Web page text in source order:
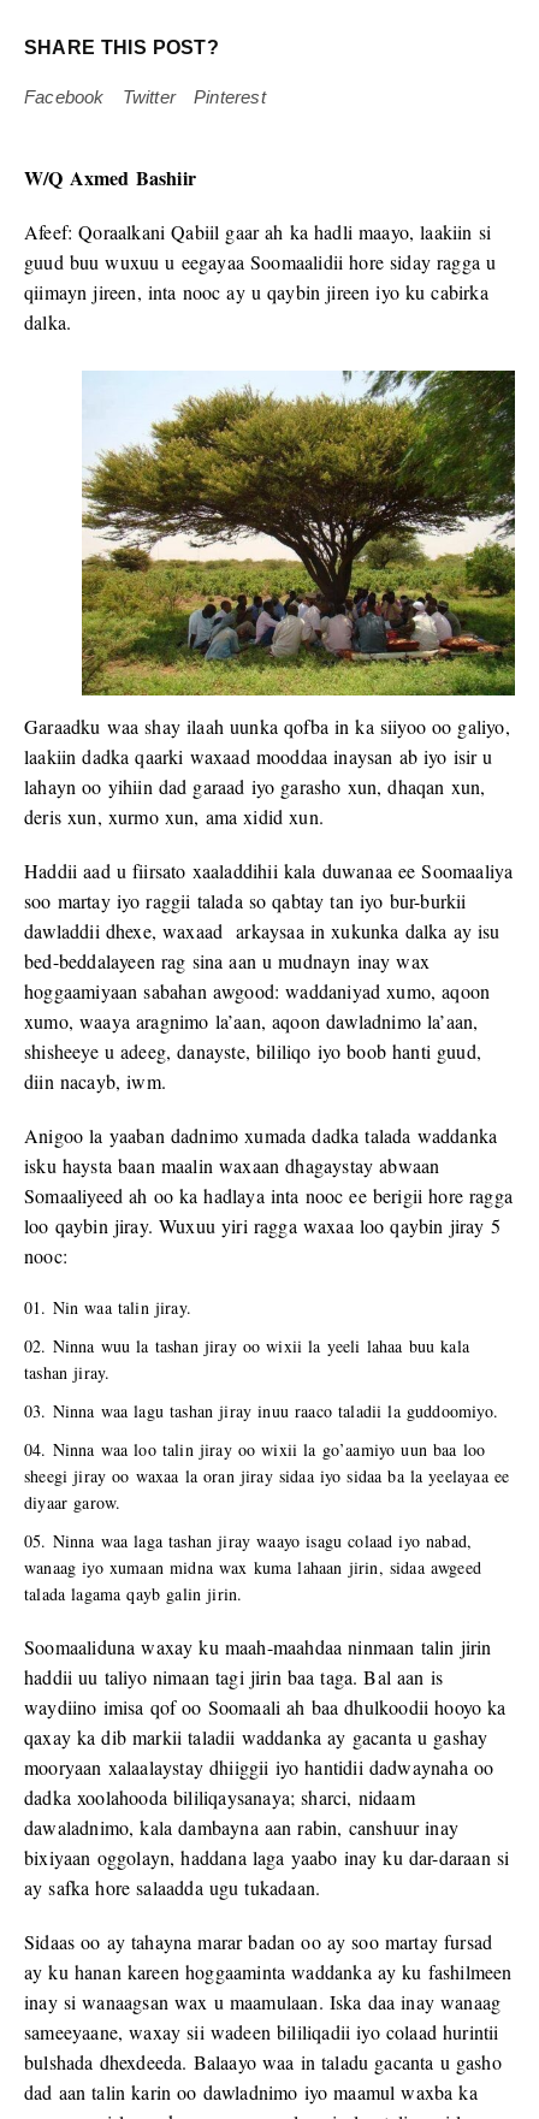
SHARE THIS POST?
Facebook Twitter Pinterest
W/Q Axmed Bashiir
Afeef: Qoraalkani Qabiil gaar ah ka hadli maayo, laakiin si
guud buu wuxuu u eegayaa Soomaalidii hore siday ragga u
qiimayn jireen, inta nooc ay u qaybin jireen iyo ku cabirka
dalka.
Garaadku waa shay ilaah uunka qofba in ka siiyoo oo galiyo,
laakiin dadka qaarki waxaad mooddaa inaysan ab iyo isir u
lahayn oo yihiin dad garaad iyo garasho xun, dhaqan xun,
deris xun, xurmo xun, ama xidid xun.
Haddii aad u fiirsato xaaladdihii kala duwanaa ee Soomaaliya
soo martay iyo raggii talada so qabtay tan iyo bur-burkii
dawladdii dhexe, waxaad arkaysaa in xukunka dalka ay isu
bed-beddalayeen rag sina aan u mudnayn inay wax
hoggaamiyaan sabahan awgood: waddaniyad xumo, aqoon
xumo, waaya aragnimo la’aan, aqoon dawladnimo la’aan,
shisheeye u adeeg, danayste, bililiqo iyo boob hanti guud,
diin nacayb, iwm.
Anigoo la yaaban dadnimo xumada dadka talada waddanka
isku haysta baan maalin waxaan dhagaystay abwaan
Somaaliyeed ah oo ka hadlaya inta nooc ee berigii hore ragga
loo qaybin jiray. Wuxuu yiri ragga waxaa loo qaybin jiray 5
nooc:
Nin waa talin jiray.
Ninna wuu la tashan jiray oo wixii la yeeli lahaa buu kala
tashan jiray.
Ninna waa lagu tashan jiray inuu raaco taladii la guddoomiyo.
Ninna waa loo talin jiray oo wixii la go’aamiyo uun baa loo
sheegi jiray oo waxaa la oran jiray sidaa iyo sidaa ba la yeelayaa ee
diyaar garow.
Ninna waa laga tashan jiray waayo isagu colaad iyo nabad,
wanaag iyo xumaan midna wax kuma lahaan jirin, sidaa awgeed
talada lagama qayb galin jirin.
Soomaaliduna waxay ku maah-maahdaa ninmaan talin jirin
haddii uu taliyo nimaan tagi jirin baa taga. Bal aan is
waydiino imisa qof oo Soomaali ah baa dhulkoodii hooyo ka
qaxay ka dib markii taladii waddanka ay gacanta u gashay
mooryaan xalaalaystay dhiiggii iyo hantidii dadwaynaha oo
dadka xoolahooda bililiqaysanaya; sharci, nidaam
dawaladnimo, kala dambayna aan rabin, canshuur inay
bixiyaan oggolayn, haddana laga yaabo inay ku dar-daraan si
ay safka hore salaadda ugu tukadaan.
Sidaas oo ay tahayna marar badan oo ay soo martay fursad
ay ku hanan kareen hoggaaminta waddanka ay ku fashilmeen
inay si wanaagsan wax u maamulaan. Iska daa inay wanaag
sameeyaane, waxay sii wadeen bililiqadii iyo colaad hurintii
bulshada dhexdeeda. Balaayo waa in taladu gacanta u gasho
dad aan talin karin oo dawladnimo iyo maamul waxba ka